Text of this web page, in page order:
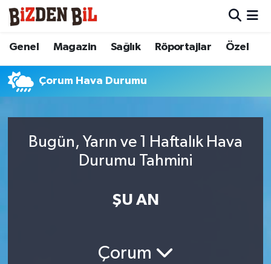
Genel Magazin Sağlık Röportajlar Özel
Çorum Hava Durumu
Bugün, Yarın ve 1 Haftalık Hava
Durumu Tahmini
ŞU AN
Çorum
Hava Durumu
Trafik Durumu
Tüm Manşetler
Son Dakika Haberleri